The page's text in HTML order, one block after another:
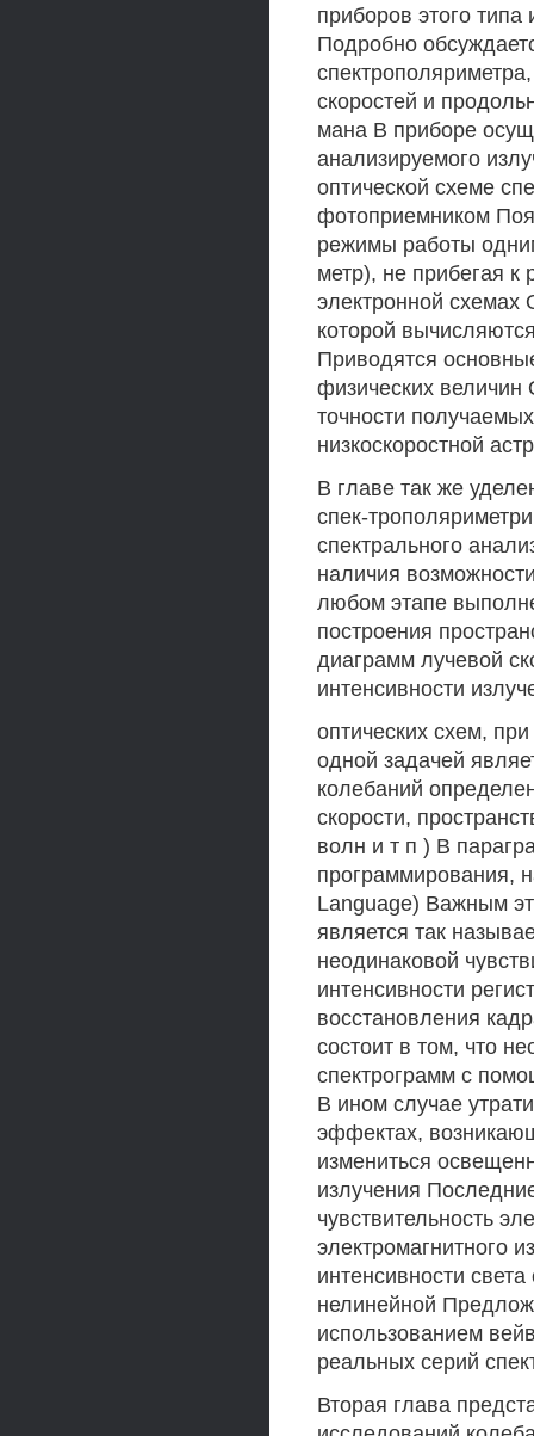
приборов этого
Подробно
скоростей и
мана В приборе
анализируемого
оптической схеме
фотоприемником
режимы работы
метр), не прибегая
электронной схемах
которой
Приводятся
физических
точности
низкоскоростной
В главе так же
спек-
спектрального
наличия
любом этапе
построения
диаграмм лучевой
интенсивности
оптических схем,
одной задачей
колебаний
скорости,
волн и т п ) В
программирования,
Language) Важным
является так
неодинаковой
интенсивности
восстановления
состоит в том, что
спектрограмм с
В ином случае
эффектах,
измениться
излучения
чувствительность
электромагнитного
интенсивности
нелинейной
использованием
реальных серий
Вторая глава